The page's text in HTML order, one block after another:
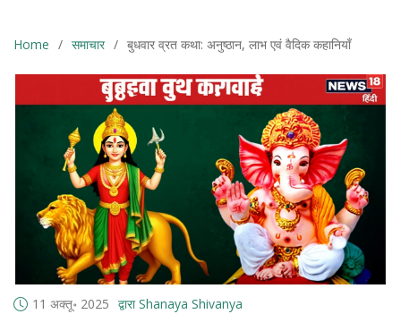
चा
लि
ना
Home समाचार बुधवार व्रत कथा: अनुष्ठान, लाभ एवं वैदिक कहानियाँ
11 अक्तू॰ 2025 द्वारा Shanaya Shivanya